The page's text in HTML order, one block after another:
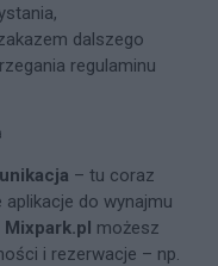
dalszego
regulaminu
– tu coraz
do wynajmu
Mixpark.pl możesz
i rezerwacje – np.